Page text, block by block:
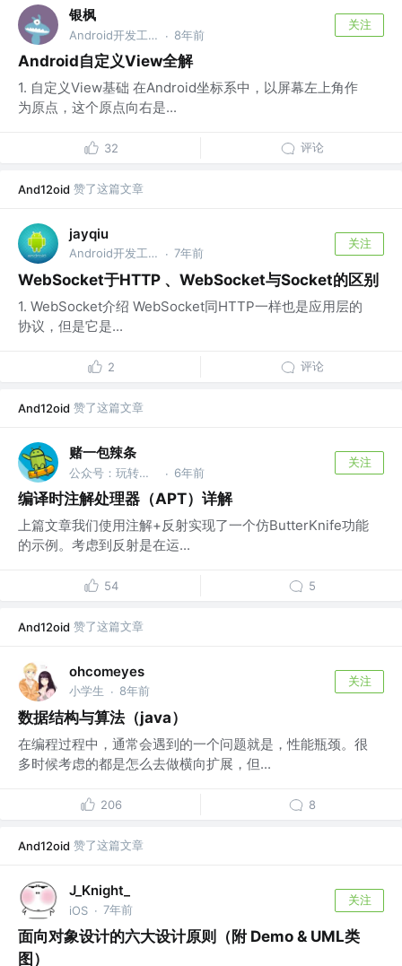
银枫
Android开发工程师 · 8年前
关注
Android自定义View全解
1. 自定义View基础 在Android坐标系中，以屏幕左上角作
为原点，这个原点向右是...
32 评论
And12oid 赞了这篇文章
jayqiu
Android开发工程师 · 7年前
关注
WebSocket于HTTP 、WebSocket与Socket的区别
1. WebSocket介绍 WebSocket同HTTP一样也是应用层的
协议，但是它是...
2 评论
And12oid 赞了这篇文章
赌一包辣条
公众号：玩转安卓Dev · 6年前
关注
编译时注解处理器（APT）详解
上篇文章我们使用注解+反射实现了一个仿ButterKnife功能
的示例。考虑到反射是在运...
54 5
And12oid 赞了这篇文章
ohcomeyes
小学生 · 8年前
关注
数据结构与算法（java）
在编程过程中，通常会遇到的一个问题就是，性能瓶颈。很
多时候考虑的都是怎么去做横向扩展，但...
206 8
And12oid 赞了这篇文章
J_Knight_
iOS · 7年前
关注
面向对象设计的六大设计原则（附 Demo & UML类
图）